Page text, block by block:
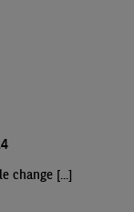
change [...]